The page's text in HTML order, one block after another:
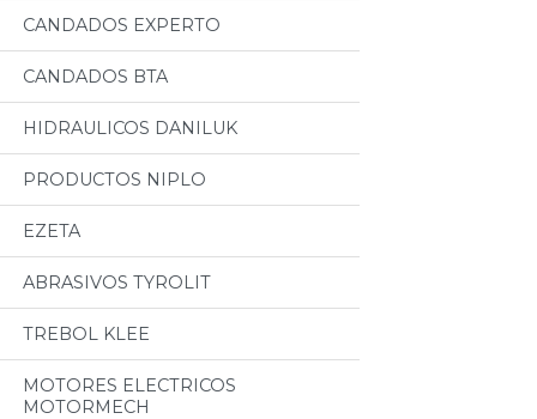
CANDADOS EXPERTO
CANDADOS BTA
HIDRAULICOS DANILUK
PRODUCTOS NIPLO
EZETA
ABRASIVOS TYROLIT
TREBOL KLEE
MOTORES ELECTRICOS
MOTORMECH